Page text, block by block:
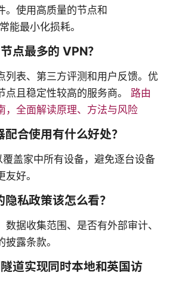
。使用高质量的节点和
能最小化损耗。
点最多的 VPN？
列表、第三方评测和用户反馈。优
点且稳定性较高的服务商。 路由
，全面解读原理、方法与风险
合使用有什么好处？
盖家中所有设备，避免逐台设备
好。
私政策该怎么看？
数据收集范围、是否有外部审计、
露条款。
道实现同时本地和英国访